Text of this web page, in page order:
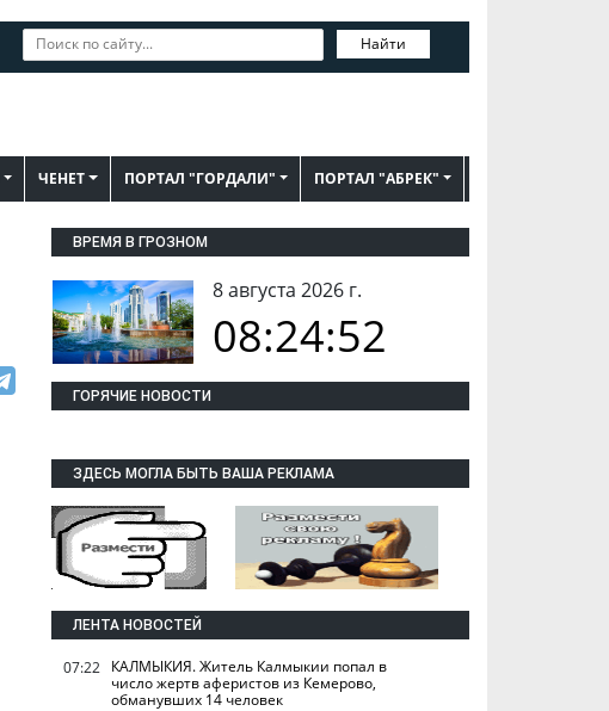
Найти
ЧЕНЕТ ПОРТАЛ "ГОРДАЛИ" ПОРТАЛ "АБРЕК"
ВРЕМЯ В ГРОЗНОМ
8 августа 2026 г.
08:24:53
ГОРЯЧИЕ НОВОСТИ
ЗДЕСЬ МОГЛА БЫТЬ ВАША РЕКЛАМА
ЛЕНТА НОВОСТЕЙ
07:22 КАЛМЫКИЯ. Житель Калмыкии попал в
число жертв аферистов из Кемерово,
обманувших 14 человек